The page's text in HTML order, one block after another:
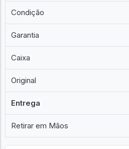
Condição
Garantia
Caixa
Original
Entrega
Retirar em Mãos